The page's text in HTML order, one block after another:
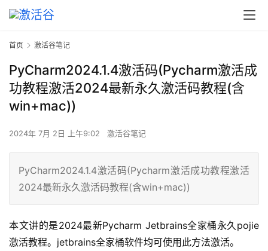
首页 激活谷笔记
PyCharm2024.1.4激活码(Pycharm激活成
功教程激活2024最新永久激活码教程(含
win+mac))
2024年 7月 2日 上午9:02 激活谷笔记
PyCharm2024.1.4激活码(Pycharm激活成功教程激活
2024最新永久激活码教程(含win+mac))
本文讲的是2024最新Pycharm Jetbrains全家桶永久pojie
激活教程。jetbrains全家桶软件均可使用此方法激活。